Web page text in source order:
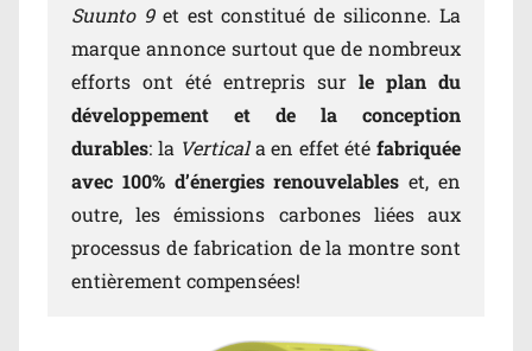
Suunto 9et est constitué de siliconne. La
marque annonce surtout que de nombreux
efforts ont été entrepris sur le plan du
développement et de la conception
durables: la Verticala en effet étéfabriquée
avec 100% d’énergies renouvelables et, en
outre, les émissions carbones liées aux
processus de fabrication de la montre sont
entièrement compensées!